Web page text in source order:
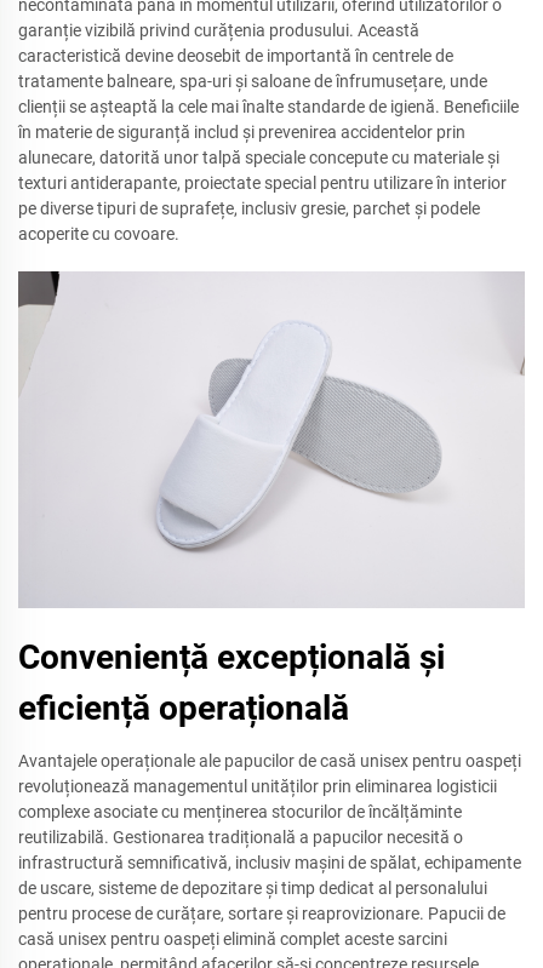
necontaminată până în momentul utilizării, oferind utilizatorilor o
garanție vizibilă privind curățenia produsului. Această
caracteristică devine deosebit de importantă în centrele de
tratamente balneare, spa-uri și saloane de înfrumusețare, unde
clienții se așteaptă la cele mai înalte standarde de igienă. Beneficiile
în materie de siguranță includ și prevenirea accidentelor prin
alunecare, datorită unor talpă speciale concepute cu materiale și
texturi antiderapante, proiectate special pentru utilizare în interior
pe diverse tipuri de suprafețe, inclusiv gresie, parchet și podele
acoperite cu covoare.
Conveniență excepțională și
eficiență operațională
Avantajele operaționale ale papucilor de casă unisex pentru oaspeți
revoluționează managementul unităților prin eliminarea logisticii
complexe asociate cu menținerea stocurilor de încălțăminte
reutilizabilă. Gestionarea tradițională a papucilor necesită o
infrastructură semnificativă, inclusiv mașini de spălat, echipamente
de uscare, sisteme de depozitare și timp dedicat al personalului
pentru procese de curățare, sortare și reaprovizionare. Papucii de
casă unisex pentru oaspeți elimină complet aceste sarcini